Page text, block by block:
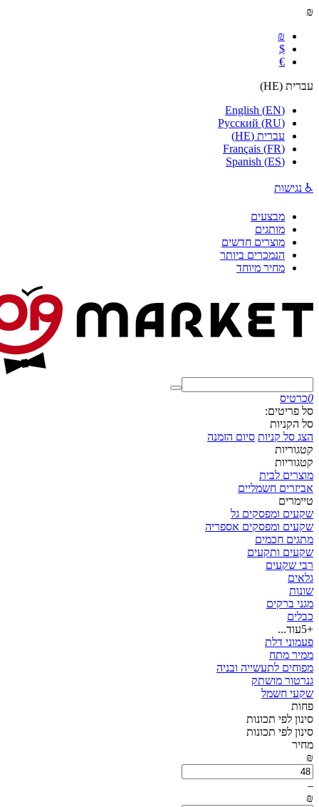
₪
₪
$
€
עברית (
HE
)
English (EN)
Русский (RU)
עברית (
HE
)
Français (FR)
Spanish (ES)
♿ נגישות
מבצעים
מותגים
מוצרים חדשים
הנמכרים ביותר
מחיר מיוחד
0כרטיס
סל פריטים:
סל הקניות
הצג סל קניות סיום הזמנה
קטגוריות
קטגוריות
מוצרים לבית
אביזרים חשמליים
טיימרים
שקעים ומפסקים גל
שקעים ומפסקים אספריה
מתגים חכמים
שקעים ותקעים
רבי שקעים
גלאים
שונות
מגני ברקים
כבלים
+5 עוד...
פעמוני דלת
ממיר מתח
מפוחים לתעשייה ובניה
גנרטור מושתק
שקעי חשמל
פחות
סינון לפי תכונות
סינון לפי תכונות
מחיר
₪
–
₪